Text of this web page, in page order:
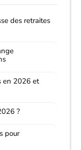
des retraites
en 2026 et
?
pour